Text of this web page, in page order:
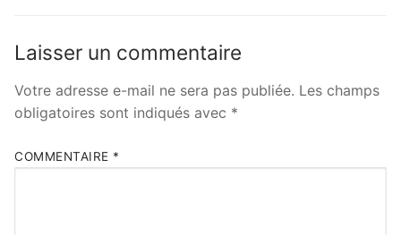
Laisser un commentaire
Votre adresse e-mail ne sera pas publiée. Les champs
obligatoires sont indiqués avec *
COMMENTAIRE *